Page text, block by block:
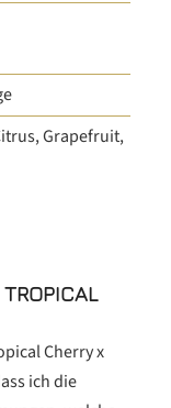
Grapefruit,
Cherry x
ich die